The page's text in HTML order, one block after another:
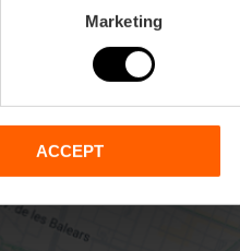
Marketing
ACCEPT